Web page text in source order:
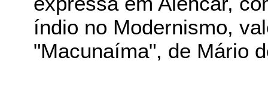
índio no Modernismo,
"Macunaíma", de Mário